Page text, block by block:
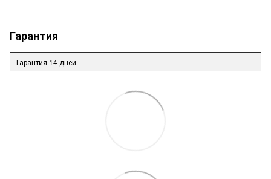
Гарантия
Гарантия 14 дней